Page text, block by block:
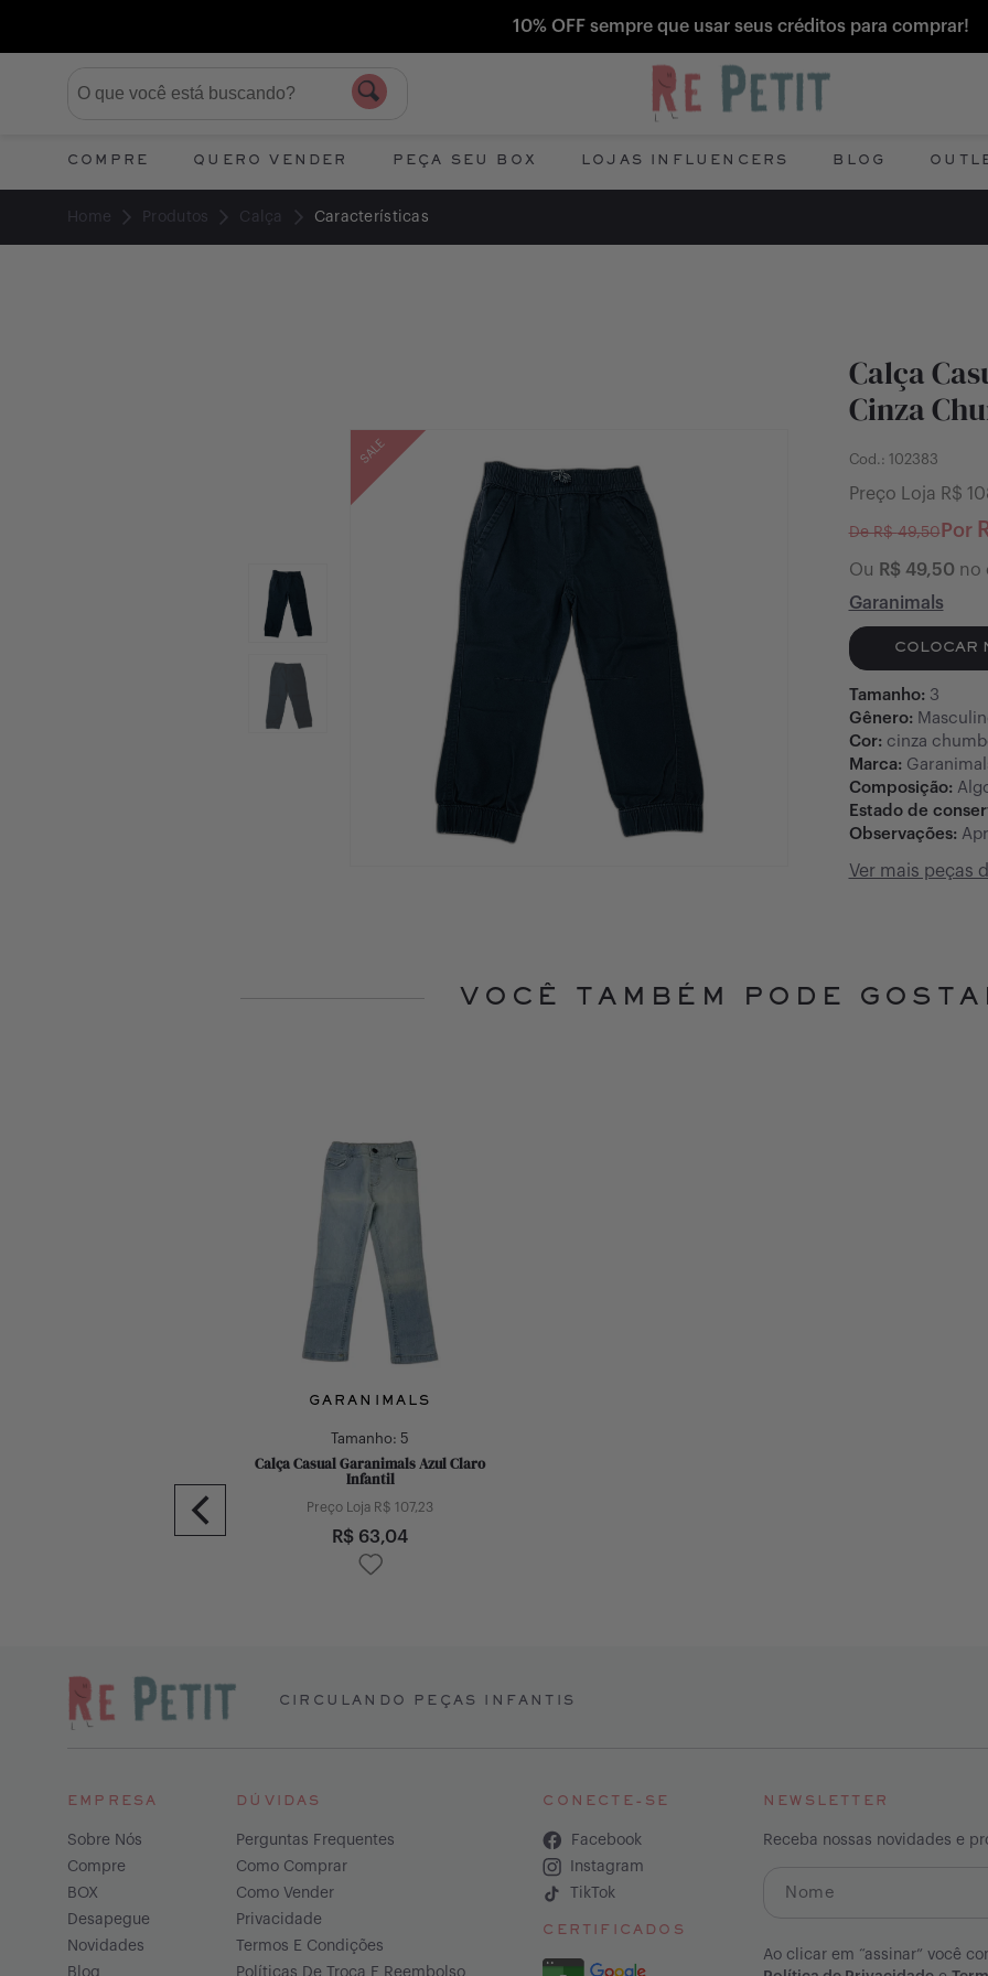
10% OFF sempre que usar seus créditos para comprar!
COMPRE QUERO VENDER PEÇA SEU BOX LOJAS INFLUENCERS BLOG
Home Produtos Calça Características
SALE
Calça
Cinza
Cod.: 102383
Preço Loja R$
De R$49,50Por
Ou R$ 49,50 no
Garanimals
COLOCAR
Tamanho: 3
Gênero:
Cor: cinza
Marca:
Composição:
Estado de
Observações:
Ver mais peças
VOCÊ TAMBÉM PODE
GARANIMALS
Tamanho: 5
Calça Casual Garanimals Azul Claro
Infantil
Preço Loja R$ 107,23
R$ 63,04
CIRCULANDO PEÇAS INFANTIS
EMPRESA
Sobre Nós
Compre
BOX
Desapegue
Novidades
Blog
DÚVIDAS
Perguntas Frequentes
Como Comprar
Como Vender
Privacidade
Termos E Condições
Políticas De Troca E Reembolso
CONECTE-SE
Facebook
Instagram
TikTok
CERTIFICADOS
NEWSLETTER
Receba nossas novidades e
Ao clicar em “assinar” você